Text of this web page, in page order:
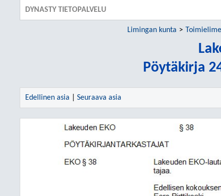
DYNASTY TIETOPALVELU
Limingan kunta
Pöytäkirja
Edellinen asia Seuraava asia